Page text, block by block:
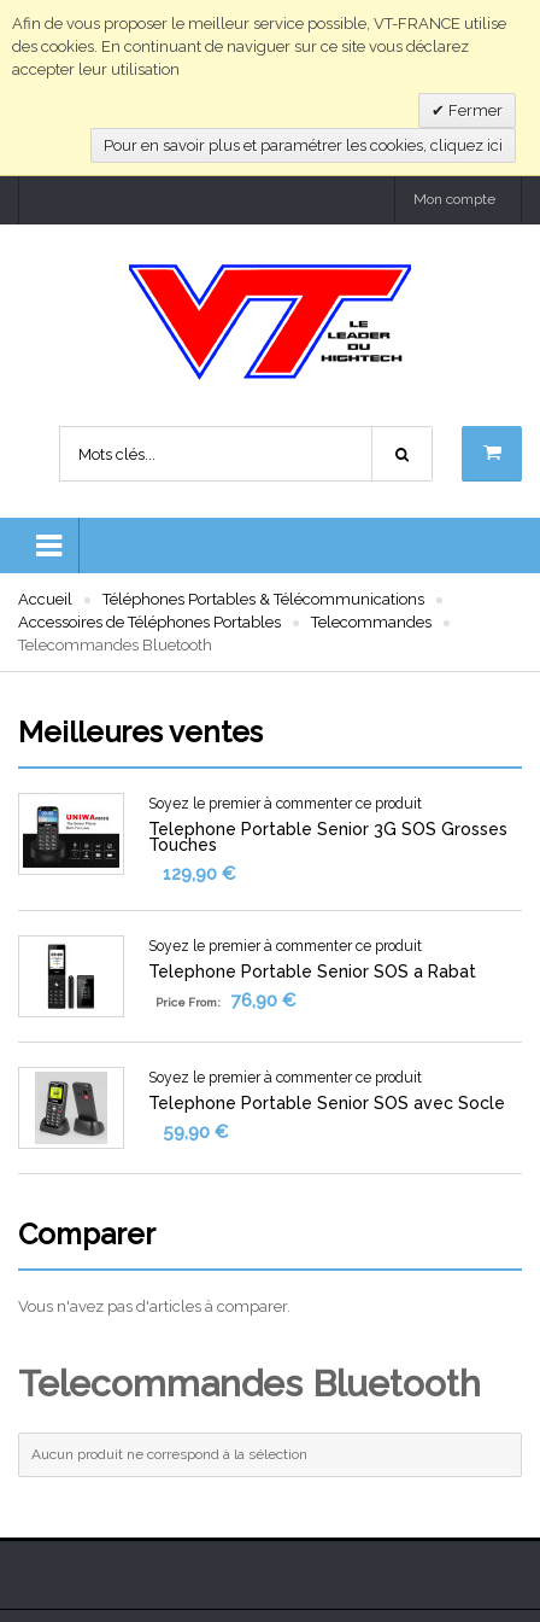
Afin de vous proposer le meilleur service possible, VT-FRANCE utilise
des cookies. En continuant de naviguer sur ce site vous déclarez
accepter leur utilisation
Fermer
Pour en savoir plus et paramétrer les cookies, cliquez ici
Mon compte
Accueil
Téléphones Portables & Télécommunications
Accessoires de Téléphones Portables
Telecommandes
Telecommandes Bluetooth
Meilleures ventes
Soyez le premier à commenter ce produit
Telephone Portable Senior 3G SOS Grosses
Touches
129,90 €
Soyez le premier à commenter ce produit
Telephone Portable Senior SOS a Rabat
Price From: 76,90 €
Soyez le premier à commenter ce produit
Telephone Portable Senior SOS avec Socle
59,90 €
Comparer
Vous n'avez pas d'articles à comparer.
Telecommandes Bluetooth
Aucun produit ne correspond à la sélection